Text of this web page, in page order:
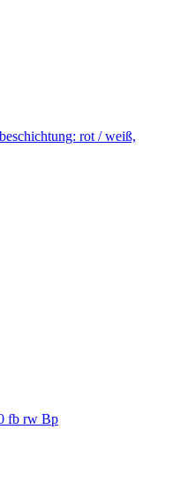
rot / weiß,
fb rw Bp